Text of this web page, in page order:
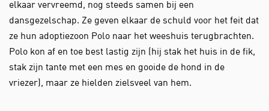
elkaar vervreemd, nog steeds samen bij een
dansgezelschap. Ze geven elkaar de schuld voor het feit dat
ze hun adoptiezoon Polo naar het weeshuis terugbrachten.
Polo kon af en toe best lastig zijn (hij stak het huis in de fik,
stak zijn tante met een mes en gooide de hond in de
vriezer), maar ze hielden zielsveel van hem.